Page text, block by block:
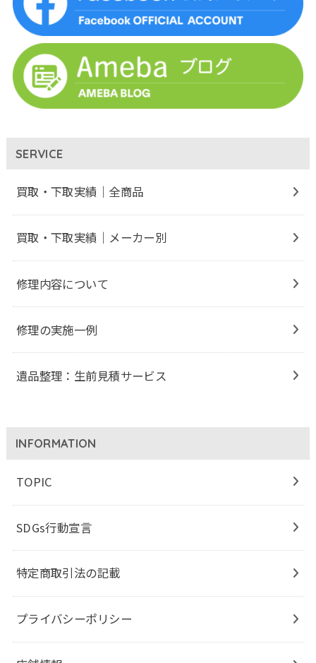
SERVICE
買取・下取実績｜全商品
買取・下取実績｜メーカー別
修理内容について
修理の実施一例
遺品整理：生前見積サービス
INFORMATION
TOPIC
SDGs行動宣言
特定商取引法の記載
プライバシーポリシー